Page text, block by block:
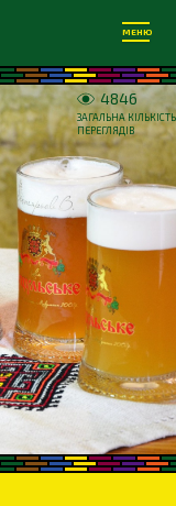
МЕНЮ
4846
ЗАГАЛЬНА КІЛЬКІСТЬ
ПЕРЕГЛЯДІВ